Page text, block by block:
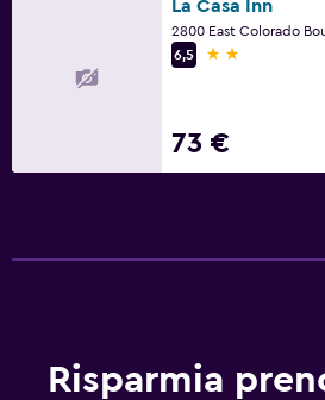
La Casa Inn
6,5
2 stelle
73 €
Risparmia